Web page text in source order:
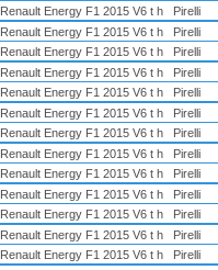
Renault Energy F1 2015 V6 t h Pirelli
Renault Energy F1 2015 V6 t h Pirelli
Renault Energy F1 2015 V6 t h Pirelli
Renault Energy F1 2015 V6 t h Pirelli
Renault Energy F1 2015 V6 t h Pirelli
Renault Energy F1 2015 V6 t h Pirelli
Renault Energy F1 2015 V6 t h Pirelli
Renault Energy F1 2015 V6 t h Pirelli
Renault Energy F1 2015 V6 t h Pirelli
Renault Energy F1 2015 V6 t h Pirelli
Renault Energy F1 2015 V6 t h Pirelli
Renault Energy F1 2015 V6 t h Pirelli
Renault Energy F1 2015 V6 t h Pirelli